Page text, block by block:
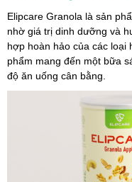
Elipcare Granola là sản
nhờ giá trị dinh dưỡng và
hợp hoàn hảo của các loại
phẩm mang đến một bữa
độ ăn uống cân bằng.